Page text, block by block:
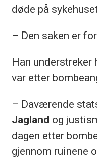
døde på
– Den saken er
Han
var etter
– Daværende
Jagland og
dagen etter
gjennom ruinene